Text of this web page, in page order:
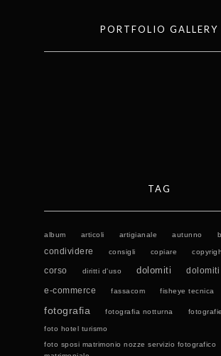
PORTFOLIO GALLERY
TAG
album articoli artigianale autunno
condividere consigli copiare
corso diritti d'uso dolomiti dolomiti
e-commerce fassacom fisheye tecnica
fotografia fotografia notturna fotografie
foto hotel turismo
foto sposi matrimonio nozze servizio fotografico